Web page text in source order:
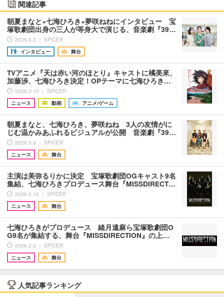
関連記事
朝夏まなと×七海ひろき×夢咲ねねにインタビュー 宝
塚歌劇団出身の三人が等身大で演じる、音楽劇『39…
2026.6.2 ｜ SPICER
インタビュー
舞台
TVアニメ『天は赤い河のほとり』キャストに橘美來、
加藤渉、七海ひろき決定！OPテーマに七海ひろき…
2026.3.10 ｜ SPICER
ニュース
動画 アニメ/ゲーム
朝夏まなと、七海ひろき、夢咲ねね 3人の友情がに
じむ温かみあふれるビジュアルが公開 音楽劇『39…
2026.3.9 ｜ SPICER
ニュース
舞台
主演は美弥るりかに決定 宝塚歌劇団OGキャスト9名
集結、七海ひろきプロデュース舞台『MISSDIRECT…
2026.2.16 ｜ SPICER
ニュース
舞台
七海ひろきがプロデュース 緒月遠麻ら宝塚歌劇団O
G9名が集結する、舞台『MISSDIRECTION』の上…
2026.2.3 ｜ SPICER
ニュース
舞台
人気記事ランキング